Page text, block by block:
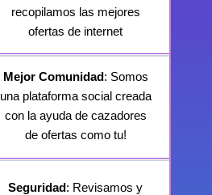
recopilamos las mejores
ofertas de internet
Mejor Comunidad: Somos
una plataforma social creada
con la ayuda de cazadores
de ofertas como tu!
Seguridad: Revisamos y